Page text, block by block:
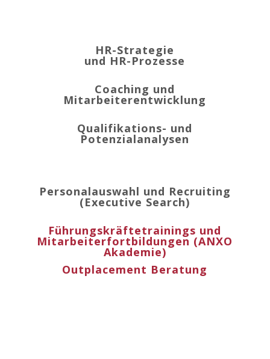
HR-Strategie
und HR-Prozesse
Coaching und
Mitarbeiterentwicklung
Qualifikations- und
Potenzialanalysen
Personalauswahl und Recruiting
(Executive Search)
Führungskräftetrainings und
Mitarbeiterfortbildungen (ANXO
Akademie)
Outplacement Beratung